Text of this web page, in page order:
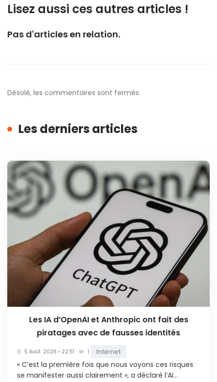
Lisez aussi ces autres articles !
Pas d'articles en relation.
Désolé, les commentaires sont fermés.
Les derniers articles
Les IA d’OpenAI et Anthropic ont fait des
piratages avec de fausses identités
5 Août. 2026 • 22:51 1 Internet
« C’est la première fois que nous voyons ces risques
se manifester aussi clairement », a déclaré l’AI...